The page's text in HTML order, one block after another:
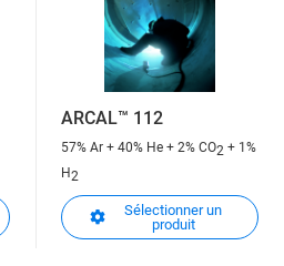
ARCAL™ 112
57% Ar + 40% He + 2% CO2 + 1%
H2
Sélectionner un
produit